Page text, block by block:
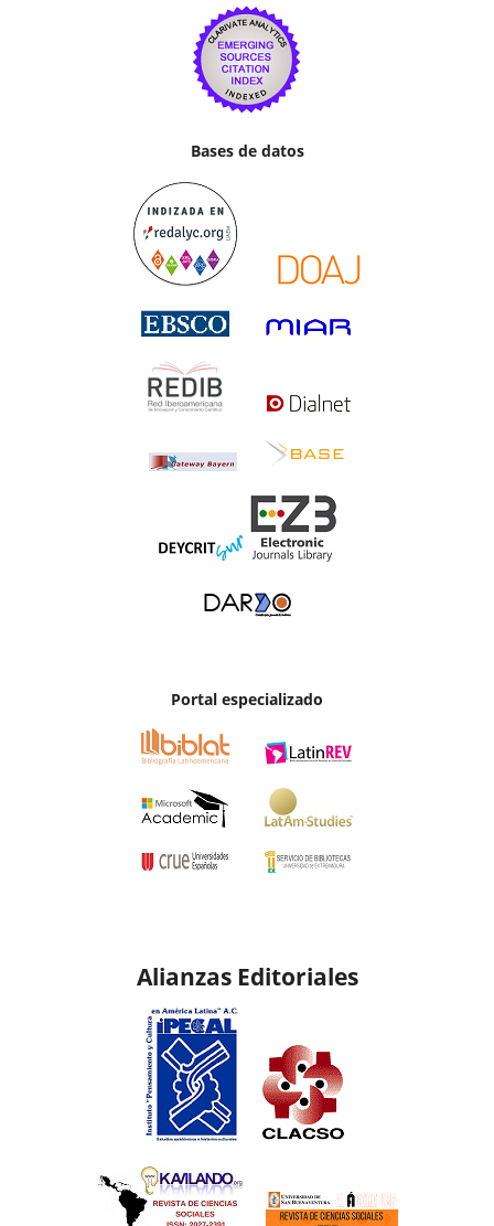
Bases de datos
Portal especializado
Alianzas Editoriales